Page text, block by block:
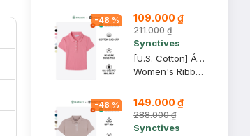
-48 % 109.000 ₫
211.000 ₫
Synctives
[U.S. Cotton] Áo Polo Nữ Synctives Slim Fit Cropped, Hồng Mận, S - CWPO0007
Women's Ribbed Polo Shirt
-48 % 149.000 ₫
288.000 ₫
Synctives